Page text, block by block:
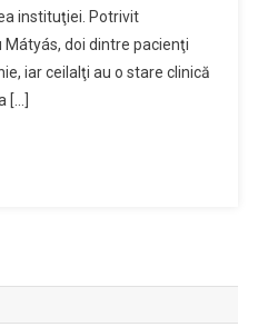
19,
Internaţi
În
instituţiei. Potrivit
Mátyás, doi dintre pacienţi
iar ceilalţi au o stare clinică
[…]